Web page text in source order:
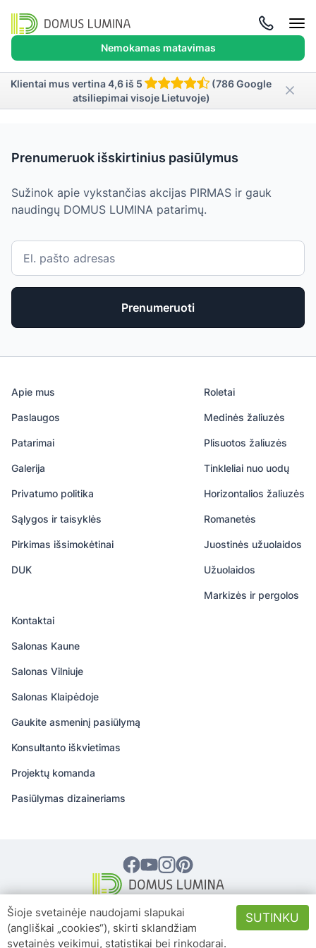
Nemokamas matavimas
Klientai mus vertina 4,6 iš 5
(786 Google
atsiliepimai visoje Lietuvoje)
Prenumeruok išskirtinius pasiūlymus
Sužinok apie vykstančias akcijas PIRMAS ir gauk
naudingų DOMUS LUMINA patarimų.
Prenumeruoti
Apie mus
Paslaugos
Patarimai
Galerija
Privatumo politika
Sąlygos ir taisyklės
Pirkimas išsimokėtinai
DUK
Roletai
Medinės žaliuzės
Plisuotos žaliuzės
Tinkleliai nuo uodų
Horizontalios žaliuzės
Romanetės
Juostinės užuolaidos
Užuolaidos
Markizės ir pergolos
Kontaktai
Salonas Kaune
Salonas Vilniuje
Salonas Klaipėdoje
Gaukite asmeninį pasiūlymą
Konsultanto iškvietimas
Projektų komanda
Pasiūlymas dizaineriams
© 2026 DOMUS LUMINA – Visos teisės
saugomos
UAB „Domus Laytua Group“, įm. kodas 301105637, Raudondvario pl. 150B, LT-
Šioje svetainėje naudojami slapukai
(angliškai „cookies“), skirti sklandžiam
svetainės veikimui, statistikai bei rinkodarai.
SUTINKU